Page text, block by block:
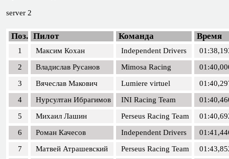
server 2
Поз. Пилот Команда Время
1 Максим Кохан Independent Drivers
2
Владислав Русанов Mimosa Racing
3
Вячеслав Макович Lumiere virtuel
4
Нурсултан Ибрагимов INI Racing Team
5
Михаил Лашин Perseus Racing Team
6
Роман Качесов Independent Drivers
7
Матвей Атрашевский Perseus Racing Team